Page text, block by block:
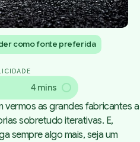
como fonte preferida
4 mins
vermos as grandes fabricantes a
sobretudo iterativas. E,
sempre algo mais, seja um